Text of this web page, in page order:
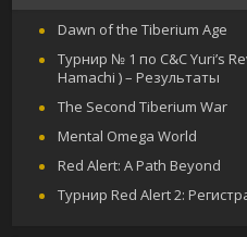
Dawn of the Tiberium Age
Турнир № 1 по C&C Yuri’s
Hamachi ) – Результаты
The Second Tiberium War
Mental Omega World
Red Alert: A Path Beyond
Турнир Red Alert 2: